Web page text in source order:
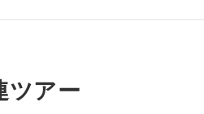
ツアー
が指定なので、ご出発の計画にと